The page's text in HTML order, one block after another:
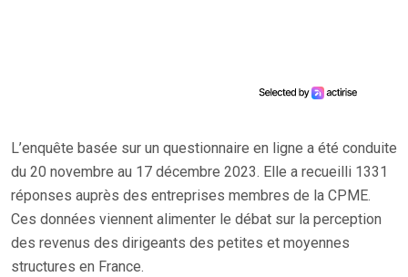
L’enquête basée sur un questionnaire en ligne a été conduite
du 20 novembre au 17 décembre 2023. Elle a recueilli 1331
réponses auprès des entreprises membres de la CPME.
Ces données viennent alimenter le débat sur la perception
des revenus des dirigeants des petites et moyennes
structures en France.